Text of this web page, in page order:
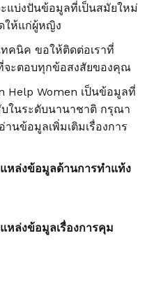
แบ่งปันข้อมูลที่เป็นสมัยใหม่
ให้แก่ผู้หญิง
คนิค ขอให้ติดต่อเราที่
จะตอบทุกข้อสงสัยของคุณ
Help Women เป็นข้อมูลที่
ในระดับนานาชาติ กรุณา
นข้อมูลเพิ่มเติมเรื่องการ
หล่งข้อมูลด้านการทำแท้ง
หล่งข้อมูลเรื่องการคุม